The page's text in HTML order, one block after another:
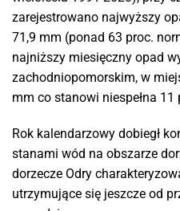
zarejestrowano najwyższy
71,9 mm (ponad 63 proc.
najniższy miesięczny opad
zachodniopomorskim, w
mm co stanowi niespełna
Rok kalendarzowy dobiegł
stanami wód na obszarze
dorzecze Odry
utrzymujące się jeszcze od